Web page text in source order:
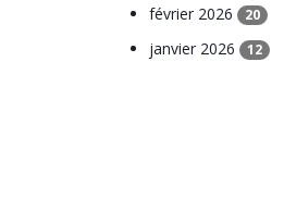
février 2026 20
janvier 2026 12